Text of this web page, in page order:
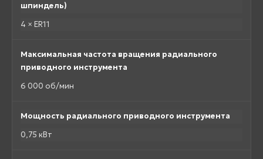
шпиндель)
4 × ER11
Максимальная частота вращения радиального
приводного инструмента
6 000 об/мин
Мощность радиального приводного инструмента
0,75 кВт